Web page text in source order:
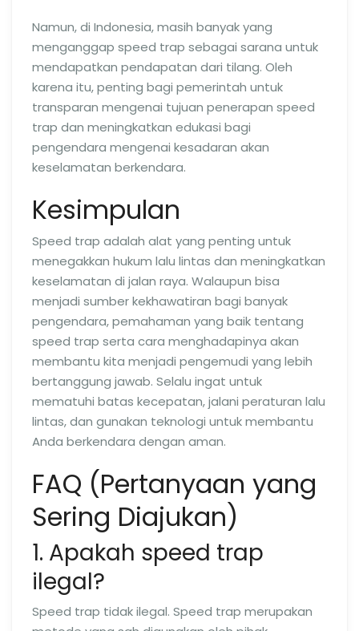
Namun, di Indonesia, masih banyak yang
menganggap speed trap sebagai sarana untuk
mendapatkan pendapatan dari tilang. Oleh
karena itu, penting bagi pemerintah untuk
transparan mengenai tujuan penerapan speed
trap dan meningkatkan edukasi bagi
pengendara mengenai kesadaran akan
keselamatan berkendara.
Kesimpulan
Speed trap adalah alat yang penting untuk
menegakkan hukum lalu lintas dan meningkatkan
keselamatan di jalan raya. Walaupun bisa
menjadi sumber kekhawatiran bagi banyak
pengendara, pemahaman yang baik tentang
speed trap serta cara menghadapinya akan
membantu kita menjadi pengemudi yang lebih
bertanggung jawab. Selalu ingat untuk
mematuhi batas kecepatan, jalani peraturan lalu
lintas, dan gunakan teknologi untuk membantu
Anda berkendara dengan aman.
FAQ (Pertanyaan yang
Sering Diajukan)
1. Apakah speed trap
ilegal?
Speed trap tidak ilegal. Speed trap merupakan